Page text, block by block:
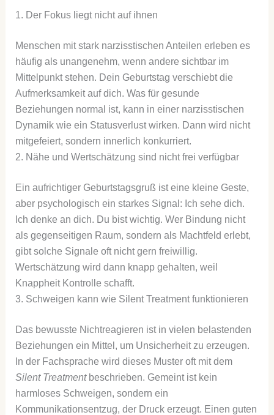
1. Der Fokus liegt nicht auf ihnen
Menschen mit stark narzisstischen Anteilen erleben es
häufig als unangenehm, wenn andere sichtbar im
Mittelpunkt stehen. Dein Geburtstag verschiebt die
Aufmerksamkeit auf dich. Was für gesunde
Beziehungen normal ist, kann in einer narzisstischen
Dynamik wie ein Statusverlust wirken. Dann wird nicht
mitgefeiert, sondern innerlich konkurriert.
2. Nähe und Wertschätzung sind nicht frei verfügbar
Ein aufrichtiger Geburtstagsgruß ist eine kleine Geste,
aber psychologisch ein starkes Signal: Ich sehe dich.
Ich denke an dich. Du bist wichtig. Wer Bindung nicht
als gegenseitigen Raum, sondern als Machtfeld erlebt,
gibt solche Signale oft nicht gern freiwillig.
Wertschätzung wird dann knapp gehalten, weil
Knappheit Kontrolle schafft.
3. Schweigen kann wie Silent Treatment funktionieren
Das bewusste Nichtreagieren ist in vielen belastenden
Beziehungen ein Mittel, um Unsicherheit zu erzeugen.
In der Fachsprache wird dieses Muster oft mit dem
Silent Treatmentbeschrieben. Gemeint ist kein
harmloses Schweigen, sondern ein
Kommunikationsentzug, der Druck erzeugt. Einen guten